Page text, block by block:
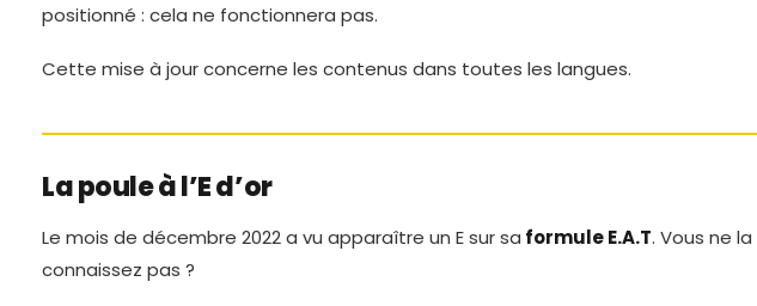
positionné : cela ne fonctionnera pas.
Cette mise à jour concerne les contenus dans toutes les langues.
La poule à l’E d’or
Le mois de décembre 2022 a vu apparaître un E sur sa formule E.A.T. Vous ne la
connaissez pas ?